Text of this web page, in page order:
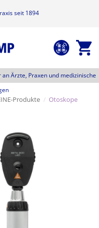
seit 1894
Ärzte, Praxen und medizinische
Produkte / Otoskope